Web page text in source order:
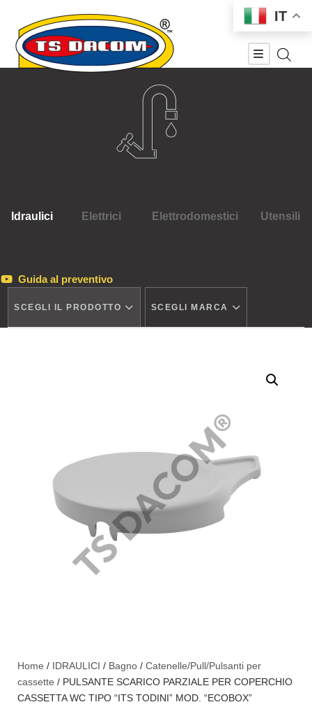
Idraulici Elettrici Elettrodomestici Utensili
Guida al preventivo
SCEGLI IL PRODOTTO SCEGLI MARCA
Home / IDRAULICI / Bagno / Catenelle/Pull/Pulsanti per
cassette / PULSANTE SCARICO PARZIALE PER COPERCHIO
CASSETTA WC TIPO “ITS TODINI” MOD. “ECOBOX”
IT